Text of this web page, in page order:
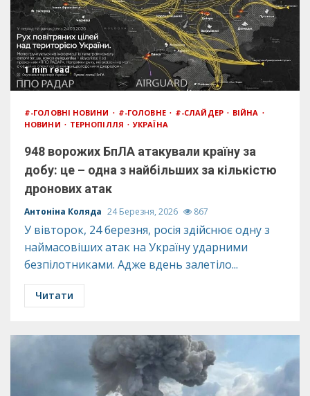
1 min read
#-ГОЛОВНІ НОВИНИ #-ГОЛОВНЕ #-СЛАЙДЕР
ВІЙНА
НОВИНИ
ТЕРНОПІЛЛЯ УКРАЇНА
948 ворожих БпЛА атакували країну за
добу: це – одна з найбільших за кількістю
дронових атак
Антоніна Коляда 24 Березня, 2026 867
У вівторок, 24 березня, росія здійснює одну з
наймасовіших атак на Україну ударними
безпілотниками. Адже вдень залетіло...
Читати